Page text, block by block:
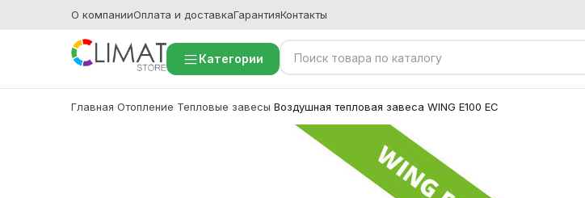
О компанииОплата и доставкаГарантияКонтакты
Категории
Главная Отопление Тепловые завесы Воздушная тепловая завеса WING E100 EC